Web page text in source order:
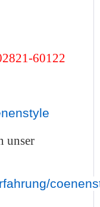
60122
unser